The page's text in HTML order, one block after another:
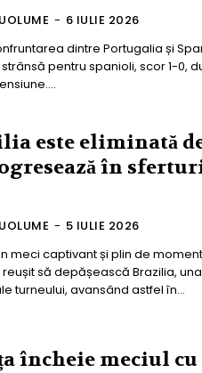
- 6 IULIE 2026
dintre Portugalia și
pentru spanioli, scor 1-0,
este eliminată
în
- 5 IULIE 2026
meci captivant și plin de
să depășească Brazilia, una
turneului, avansând astfel în...
încheie meciul cu